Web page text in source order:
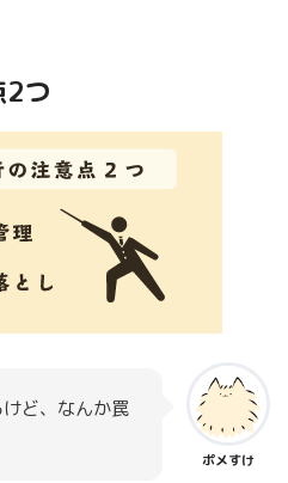
2つ
ポメすけ
ど、なんか罠